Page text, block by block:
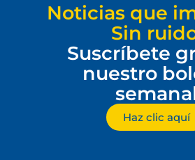
Noticias que
Sin
Suscríbete
nuestro
Haz clic aquí